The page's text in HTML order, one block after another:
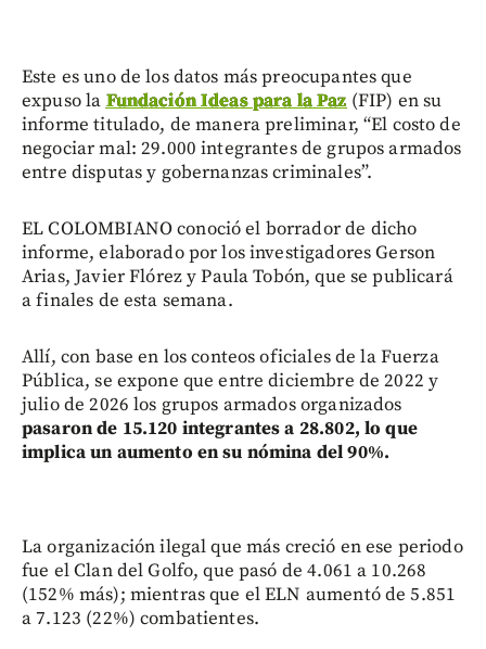
Este es uno de los datos más preocupantes que
expuso laFundación Ideas para la Paz(FIP) en su
informe titulado, de manera preliminar, “El costo de
negociar mal: 29.000 integrantes de grupos armados
entre disputas y gobernanzas criminales”.
EL COLOMBIANO conoció el borrador de dicho
informe, elaborado por los investigadores Gerson
Arias, Javier Flórez y Paula Tobón, que se publicará
a finales de esta semana.
Allí, con base en los conteos oficiales de la Fuerza
Pública, se expone que entre diciembre de 2022 y
julio de 2026 los grupos armados organizados
pasaron de 15.120 integrantes a 28.802, lo que
implica un aumento en su nómina del 90%.
La organización ilegal que más creció en ese periodo
fue el Clan del Golfo, que pasó de 4.061 a 10.268
(152% más); mientras que el ELN aumentó de 5.851
a 7.123 (22%) combatientes.